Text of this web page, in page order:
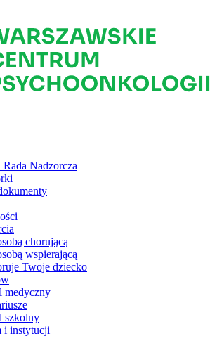
Rada Nadzorcza
chorującą
wspierającą
Twoje dziecko
medyczny
szkolny
i instytucji